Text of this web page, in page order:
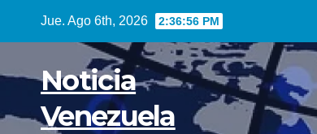
Jue. Ago 6th, 2026 2:36:57 PM
Noticia
Venezuela